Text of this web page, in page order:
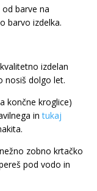
barve na
barvo izdelka.
izdelan
nosiš dolgo let.
končne kroglice)
intukaj
zobno krtačko
pod vodo in